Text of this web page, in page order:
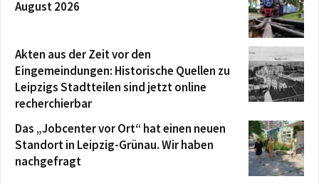
August 2026
Akten aus der Zeit vor den
Eingemeindungen: Historische Quellen zu
Leipzigs Stadtteilen sind jetzt online
recherchierbar
Das „Jobcenter vor Ort“ hat einen neuen
Standort in Leipzig-Grünau. Wir haben
nachgefragt